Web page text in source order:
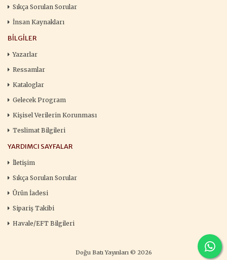
Sıkça Sorulan Sorular
İnsan Kaynakları
BILGILER
Yazarlar
Ressamlar
Kataloglar
Gelecek Program
Kişisel Verilerin Korunması
Teslimat Bilgileri
YARDIMCI SAYFALAR
İletişim
Sıkça Sorulan Sorular
Ürün İadesi
Sipariş Takibi
Havale/EFT Bilgileri
Doğu Batı Yayınları © 2026